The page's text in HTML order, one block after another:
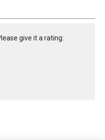
give it a rating: